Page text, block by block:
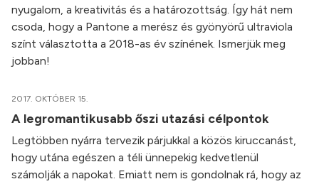
nyugalom, a kreativitás és a határozottság. Így hát nem
csoda, hogy a Pantone a merész és gyönyörű ultraviola
színt választotta a 2018-as év színének. Ismerjük meg
jobban!
2017. OKTÓBER 15.
A legromantikusabb őszi utazási célpontok
Legtöbben nyárra tervezik párjukkal a közös kiruccanást,
hogy utána egészen a téli ünnepekig kedvetlenül
számolják a napokat. Emiatt nem is gondolnak rá, hogy az